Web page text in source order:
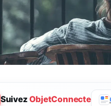
SuivezObjetConnecte